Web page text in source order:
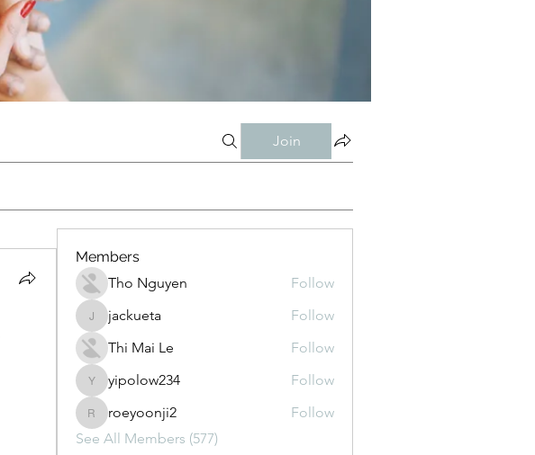
Join
Members
Tho Nguyen
Follow
jackueta
jackueta
Follow
Thi Mai Le
Follow
yipolow234
yipolow234 Follow
roeyoonji2
roeyoonji2
Follow
See All Members (577)